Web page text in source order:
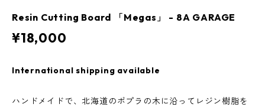
Resin Cutting Board 「Megas」 - 8A GARAGE
¥18,000
International shipping available
ハンドメイドで、北海道のポプラの木に沿ってレジン樹脂を